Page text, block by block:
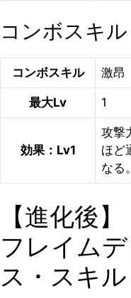
コンボスキル
コンボスキル 激昂
最大Lv 1
効果：Lv1
攻撃
ほど
なる。
【進化後
フレイム
ス・スキル